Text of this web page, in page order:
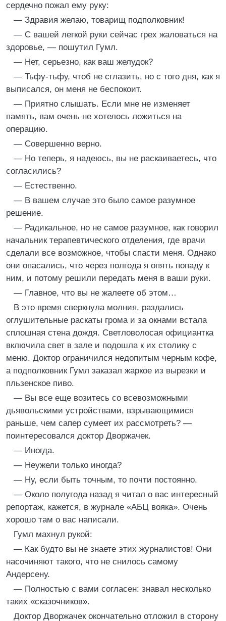
сердечно пожал ему руку:
— Здравия желаю, товарищ подполковник!
— С вашей легкой руки сейчас грех жаловаться на
здоровье, — пошутил Гумл.
— Нет, серьезно, как ваш желудок?
— Тьфу-тьфу, чтоб не сглазить, но с того дня, как я
выписался, он меня не беспокоит.
— Приятно слышать. Если мне не изменяет
память, вам очень не хотелось ложиться на
операцию.
— Совершенно верно.
— Но теперь, я надеюсь, вы не раскаиваетесь, что
согласились?
— Естественно.
— В вашем случае это было самое разумное
решение.
— Радикальное, но не самое разумное, как говорил
начальник терапевтического отделения, где врачи
сделали все возможное, чтобы спасти меня. Однако
они опасались, что через полгода я опять попаду к
ним, и потому решили передать меня в ваши руки.
— Главное, что вы не жалеете об этом…
В это время сверкнула молния, раздались
оглушительные раскаты грома и за окнами встала
сплошная стена дождя. Светловолосая официантка
включила свет в зале и подошла к их столику с
меню. Доктор ограничился недопитым черным кофе,
а подполковник Гумл заказал жаркое из вырезки и
пльзенское пиво.
— Вы все еще возитесь со всевозможными
дьявольскими устройствами, взрывающимися
раньше, чем сапер сумеет их рассмотреть? —
поинтересовался доктор Дворжачек.
— Иногда.
— Неужели только иногда?
— Ну, если быть точным, то почти постоянно.
— Около полугода назад я читал о вас интересный
репортаж, кажется, в журнале «АБЦ вояка». Очень
хорошо там о вас написали.
Гумл махнул рукой:
— Как будто вы не знаете этих журналистов! Они
насочиняют такого, что не снилось самому
Андерсену.
— Полностью с вами согласен: знавал несколько
таких «сказочников».
Доктор Дворжачек окончательно отложил в сторону